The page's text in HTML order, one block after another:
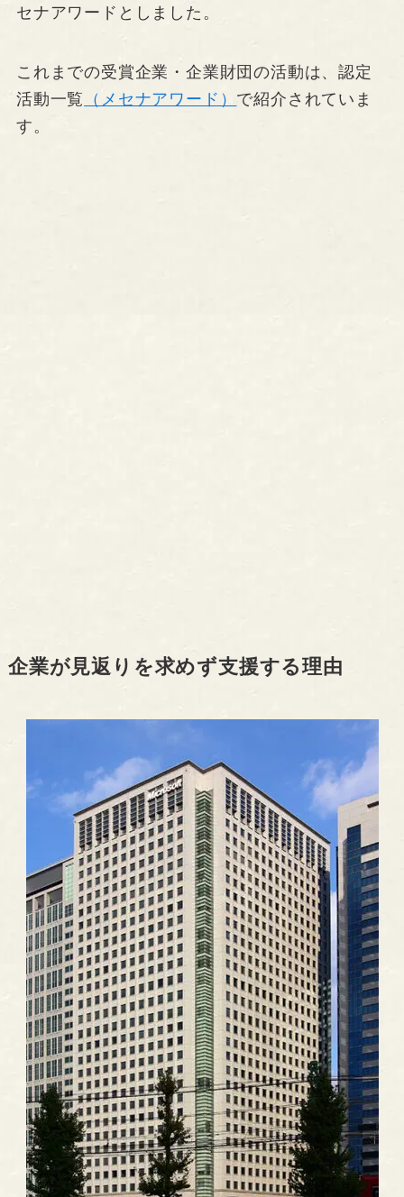
セナアワードとしました。
これまでの受賞企業・企業財団の活動は、認定
活動一覧
（メセナアワード） で紹介されていま
す。
企業が見返りを求めず支援する理由